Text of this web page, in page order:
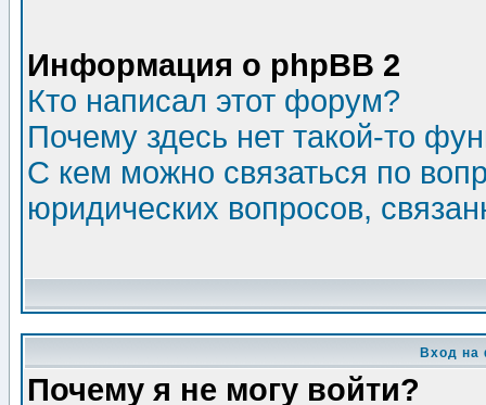
Информация о phpBB 2
Кто написал этот форум?
Почему здесь нет такой-то
С кем можно связаться по
юридических вопросов,
Вход на
Почему я не могу войти?